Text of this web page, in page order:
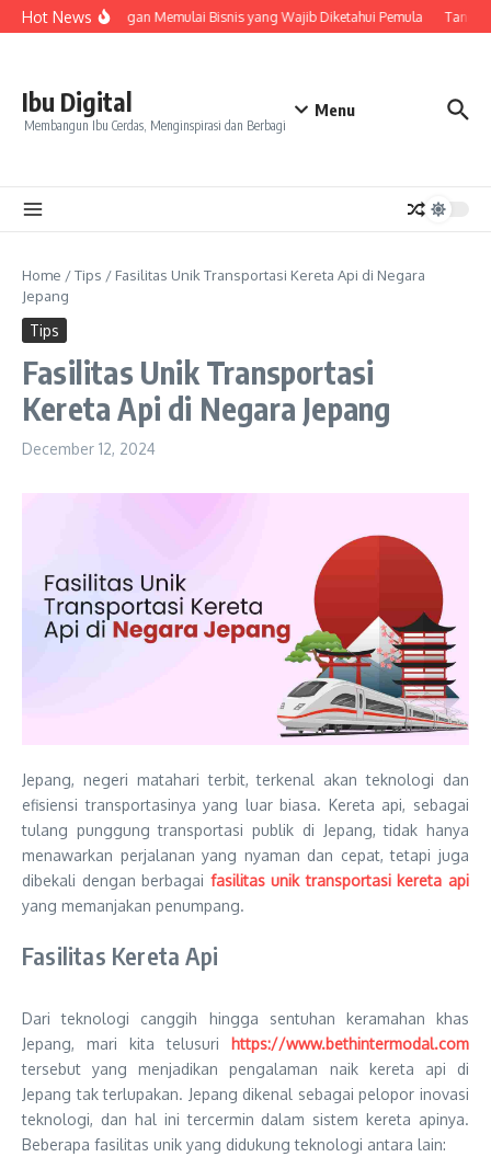
Skip to content
Hot News7 Keuntungan Memulai Bisnis yang Wajib Diketahui Pemula Tanda
Ibu Digital
Membangun Ibu Cerdas, Menginspirasi dan Berbagi
Menu
Home /Tips / Fasilitas Unik Transportasi Kereta Api di Negara
Jepang
Tips
Fasilitas Unik Transportasi
Kereta Api di Negara Jepang
December 12, 2024
Jepang, negeri matahari terbit, terkenal akan teknologi dan
efisiensi transportasinya yang luar biasa. Kereta api, sebagai
tulang punggung transportasi publik di Jepang, tidak hanya
menawarkan perjalanan yang nyaman dan cepat, tetapi juga
dibekali dengan berbagai fasilitas unik transportasi kereta api
yang memanjakan penumpang.
Fasilitas Kereta Api
Dari teknologi canggih hingga sentuhan keramahan khas
Jepang, mari kita telusuri https://www.bethintermodal.com
tersebut yang menjadikan pengalaman naik kereta api di
Jepang tak terlupakan. Jepang dikenal sebagai pelopor inovasi
teknologi, dan hal ini tercermin dalam sistem kereta apinya.
Beberapa fasilitas unik yang didukung teknologi antara lain: